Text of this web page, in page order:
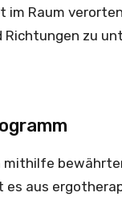
Raum
zu
mithilfe
es aus